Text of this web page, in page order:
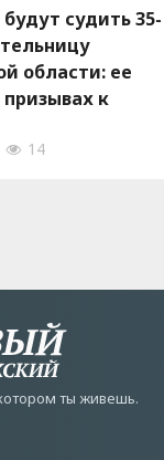
судить 35-
области: ее
к
14
ты живешь.